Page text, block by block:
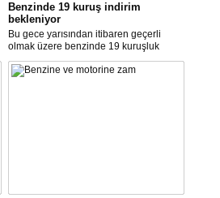
Benzinde 19 kuruş indirim
bekleniyor
Bu gece yarısından itibaren geçerli
olmak üzere benzinde 19 kuruşluk
indirim gerçekleşti.